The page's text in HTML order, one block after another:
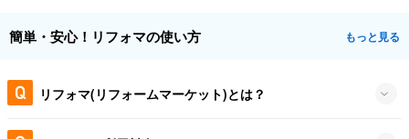
簡単・安心！リフォマの使い方 もっと見る
リフォマ(リフォームマーケット)とは？